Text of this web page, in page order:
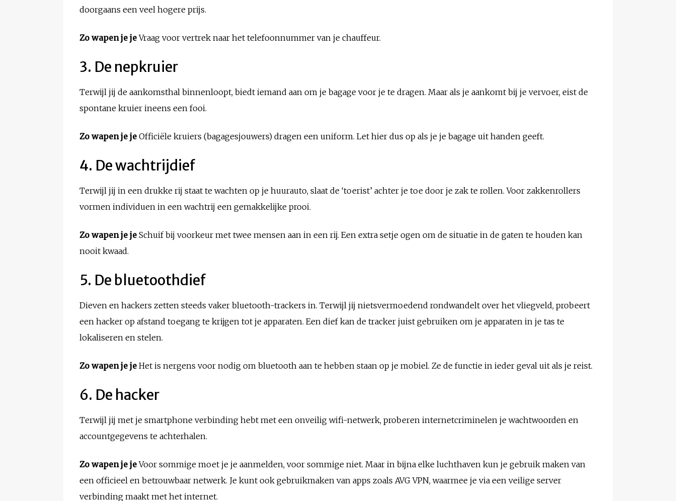
doorgaans een veel hogere prijs.
Zo wapen je jeVraag voor vertrek naar het telefoonnummer van je chauffeur.
3. De nepkruier
Terwijl jij de aankomsthal binnenloopt, biedt iemand aan om je bagage voor je te dragen. Maar als je aankomt bij je vervoer, eist de
spontane kruier ineens een fooi.
Zo wapen je je Officiële kruiers (bagagesjouwers) dragen een uniform. Let hier dus op als je je bagage uit handen geeft.
4. De wachtrijdief
Terwijl jij in een drukke rij staat te wachten op je huurauto, slaat de ‘toerist’ achter je toe door je zak te rollen. Voor zakkenrollers
vormen individuen in een wachtrij een gemakkelijke prooi.
Zo wapen je je Schuif bij voorkeur met twee mensen aan in een rij. Een extra setje ogen om de situatie in de gaten te houden kan
nooit kwaad.
5. De bluetoothdief
Dieven en hackers zetten steeds vaker bluetooth-trackers in. Terwijl jij nietsvermoedend rondwandelt over het vliegveld, probeert
een hacker op afstand toegang te krijgen tot je apparaten. Een dief kan de tracker juist gebruiken om je apparaten in je tas te
lokaliseren en stelen.
Zo wapen je je Het is nergens voor nodig om bluetooth aan te hebben staan op je mobiel. Ze de functie in ieder geval uit als je reist.
6. De hacker
Terwijl jij met je smartphone verbinding hebt met een onveilig wifi-netwerk, proberen internetcriminelen je wachtwoorden en
accountgegevens te achterhalen.
Zo wapen je jeVoor sommige moet je je aanmelden, voor sommige niet. Maar in bijna elke luchthaven kun je gebruik maken van
een officieel en betrouwbaar netwerk. Je kunt ook gebruikmaken van apps zoals AVG VPN, waarmee je via een veilige server
verbinding maakt met het internet.